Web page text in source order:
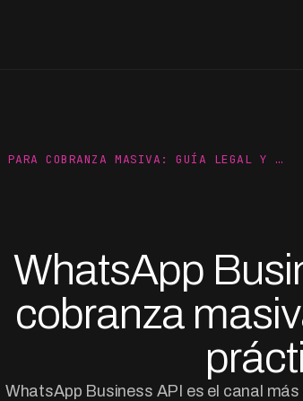
PARA COBRANZA MASIVA: GUÍA LEGAL Y …
WhatsApp
cobranza
WhatsApp Business API es el canal